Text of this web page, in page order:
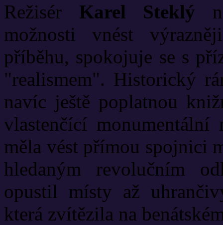
Režisér Karel Steklý
možnosti vnést
příběhu, spokojuje se s
"realismem". Historický
navíc ještě poplatnou
vlastenčící
měla vést přímou spojnici
hledaným revolučním
opustil místy až
která zvítězila na